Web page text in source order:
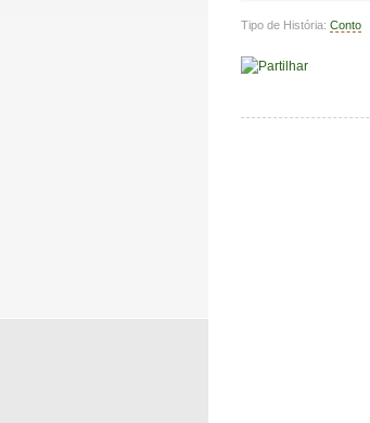
Tipo de História: Conto